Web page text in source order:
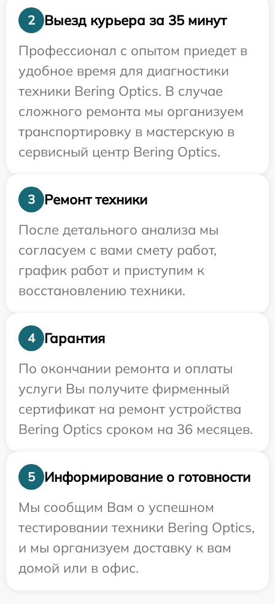
2
Выезд курьера за 35 минут
Профессионал с опытом приедет в
удобное время для диагностики
техники Bering Optics. В случае
сложного ремонта мы организуем
транспортировку в мастерскую в
сервисный центр Bering Optics.
3
Ремонт техники
После детального анализа мы
согласуем с вами смету работ,
график работ и приступим к
восстановлению техники.
4
Гарантия
По окончании ремонта и оплаты
услуги Вы получите фирменный
сертификат на ремонт устройства
Bering Optics сроком на 36 месяцев.
5
Информирование о готовности
Мы сообщим Вам о успешном
тестировании техники Bering Optics,
и мы организуем доставку к вам
домой или в офис.